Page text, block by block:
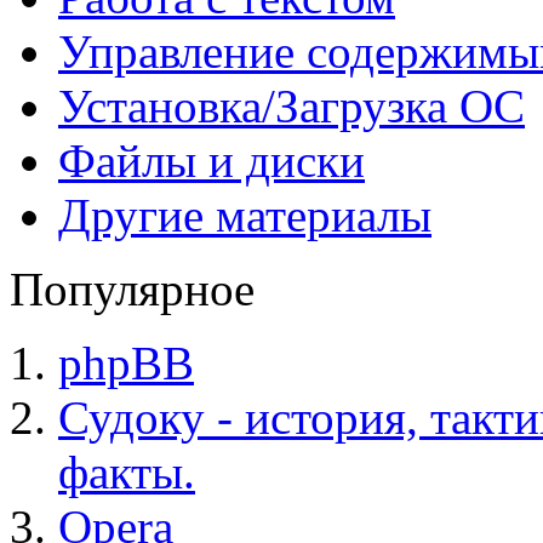
Управление
Установка/Загрузка ОС
Файлы и диски
Другие материалы
Популярное
phpBB
Судоку - история,
факты.
Opera